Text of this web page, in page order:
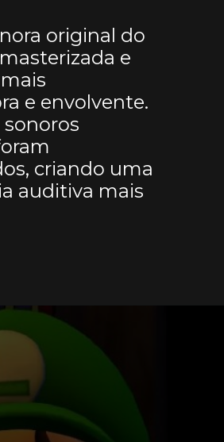
original do
e
e envolvente.
criando uma
auditiva mais